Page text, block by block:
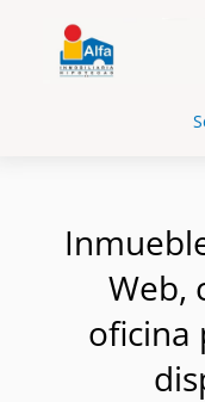
Web,
oficina